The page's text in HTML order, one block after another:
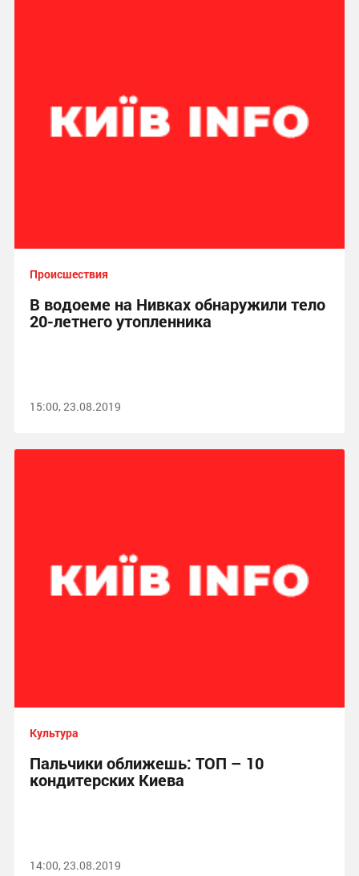
Происшествия
В водоеме на Нивках обнаружили тело
20-летнего утопленника
15:00, 23.08.2019
Культура
Пальчики оближешь: ТОП – 10
кондитерских Киева
14:00, 23.08.2019